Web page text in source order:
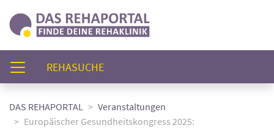
REHASUCHE(AKTUELL)
DAS REHAPORTAL
Veranstaltungen
Europäischer Gesundheitskongress 2025: